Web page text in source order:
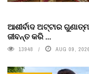
ଆଶୀର୍ବାଦ ଅଟ୍ଟାର
ଜୀବନ୍ତ କରି ...
13948 AUG 09, 2026